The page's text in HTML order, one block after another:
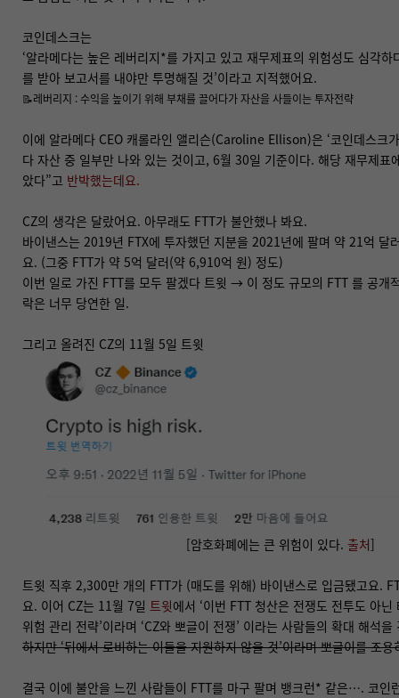
코인데스크는
‘알라메다는 높은 레버리지*를 가지고 있고 재무제표의 위험성도 심각하
를 받아 보고서를 내야만 투명해질 것’이라고 지적했어요.
📝레버리지 : 수익을 높이기 위해 부채를 끌어다가 자산을 사들이는 투자전략
이에 알라메다 CEO 캐롤라인 앨리슨(Caroline Ellison)은 ‘코인데스크
다 자산 중 일부만 나와 있는 것이고, 6월 30일 기준이다. 해당 재무제표
았다”고 반박했는데요.
CZ의 생각은 달랐어요. 아무래도 FTT가 불안했나 봐요.
바이낸스는 2019년 FTX에 투자했던 지분을 2021년에 팔며 약 21억 달
요. (그중 FTT가 약 5억 달러(약 6,910억 원) 정도)
이번 일로 가진 FTT를 모두 팔겠다 트윗 → 이 정도 규모의 FTT 를 공개
락은 너무 당연한 일.
그리고 올려진 CZ의 11월 5일 트윗
[암호화폐에는 큰 위험이 있다. 출처]
트윗 직후 2,300만 개의 FTT가 (매도를 위해) 바이낸스로 입금됐고요.
요. 이어 CZ는 11월 7일 트윗에서 ‘이번 FTT 청산은 전쟁도 전투도 아
위험 관리 전략’이라며 ‘CZ와 뽀글이 전쟁’ 이라는 사람들의 확대 해석
하지만 ‘뒤에서 로비하는 이들을 지원하지 않을 것’이라며 뽀글이를 조
결국 이에 불안을 느낀 사람들이 FTT를 마구 팔며 뱅크런* 같은…. 코인